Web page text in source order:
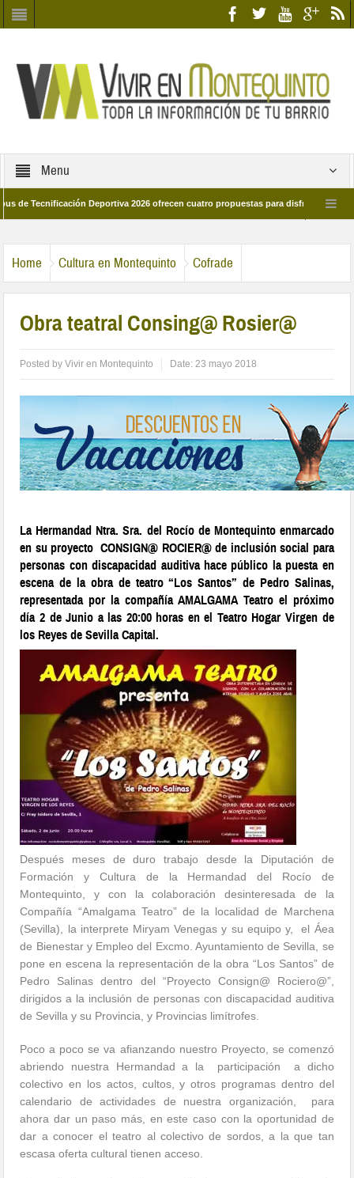
Menu
Deportiva 2026 ofrecen cuatro propuestas para disfrutar del deporte
Home Cultura en Montequinto Cofrade
Obra teatral Consing@ Rosier@
Posted byVivir en Montequinto Date:23 mayo 2018
La Hermandad Ntra. Sra. del Rocío de Montequinto enmarcado
en su proyecto CONSIGN@ ROCIER@ de inclusión social para
personas con discapacidad auditiva hace público la puesta en
escena de la obra de teatro “Los Santos” de Pedro Salinas,
representada por la compañía AMALGAMA Teatro el próximo
día 2 de Junio a las 20:00 horas en el Teatro Hogar Virgen de
los Reyes de Sevilla Capital.
Después meses de duro trabajo desde la Diputación de
Formación y Cultura de la Hermandad del Rocío de
Montequinto, y con la colaboración desinteresada de la
Compañía “Amalgama Teatro” de la localidad de Marchena
(Sevilla), la interprete Miryam Venegas y su equipo y, el Áea
de Bienestar y Empleo del Excmo. Ayuntamiento de Sevilla, se
pone en escena la representación de la obra “Los Santos” de
Pedro Salinas dentro del “Proyecto Consign@ Rociero@”,
dirigidos a la inclusión de personas con discapacidad auditiva
de Sevilla y su Provincia, y Provincias limítrofes.
Poco a poco se va afianzando nuestro Proyecto, se comenzó
abriendo nuestra Hermandad a la participación a dicho
colectivo en los actos, cultos, y otros programas dentro del
calendario de actividades de nuestra organización, para
ahora dar un paso más, en este caso con la oportunidad de
dar a conocer el teatro al colectivo de sordos, a la que tan
escasa oferta cultural tienen acceso.